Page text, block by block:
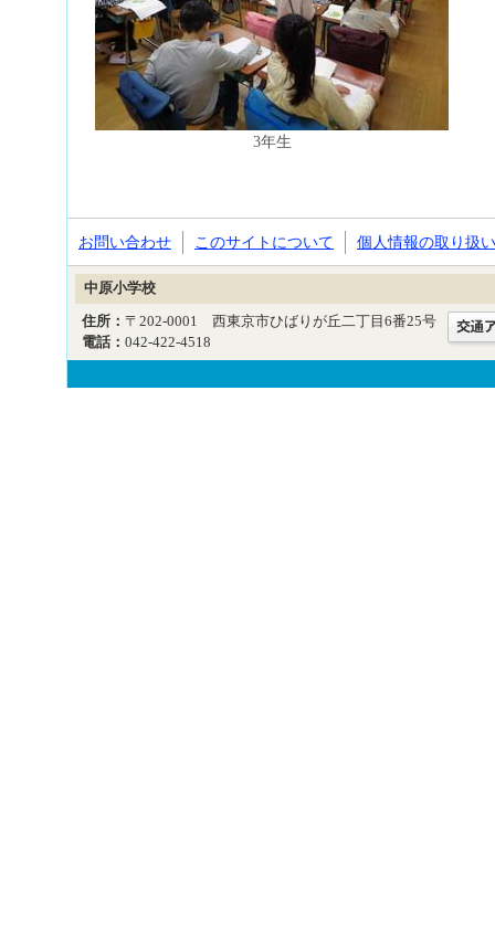
3年生
お問い合わせ このサイトについて 個人情報の取り扱い
中原小学校
住所： 〒202-0001 西東京市ひばりが丘二丁目6番25号
電話： 042-422-4518